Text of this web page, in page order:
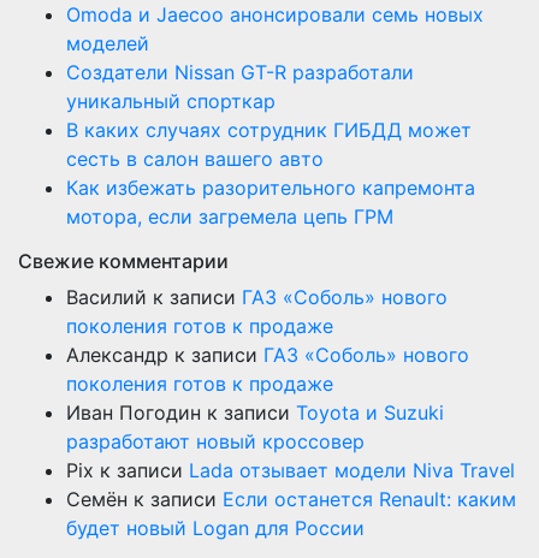
Оmoda и Jaecoo анонсировали семь новых
моделей
Создатели Nissan GT-R разработали
уникальный спорткар
В каких случаях сотрудник ГИБДД может
сесть в салон вашего авто
Как избежать разорительного капремонта
мотора, если загремела цепь ГРМ
Свежие комментарии
Василий к записи ГАЗ «Соболь» нового
поколения готов к продаже
Александр к записи ГАЗ «Соболь» нового
поколения готов к продаже
Иван Погодин к записи Toyota и Suzuki
разработают новый кроссовер
Pix к записи Lada отзывает модели Niva Travel
Семён к записи Если останется Renault: каким
будет новый Logan для России